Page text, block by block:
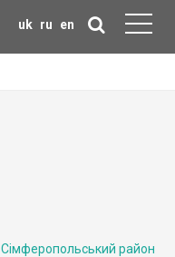
uk ru en
Сімферопольський район